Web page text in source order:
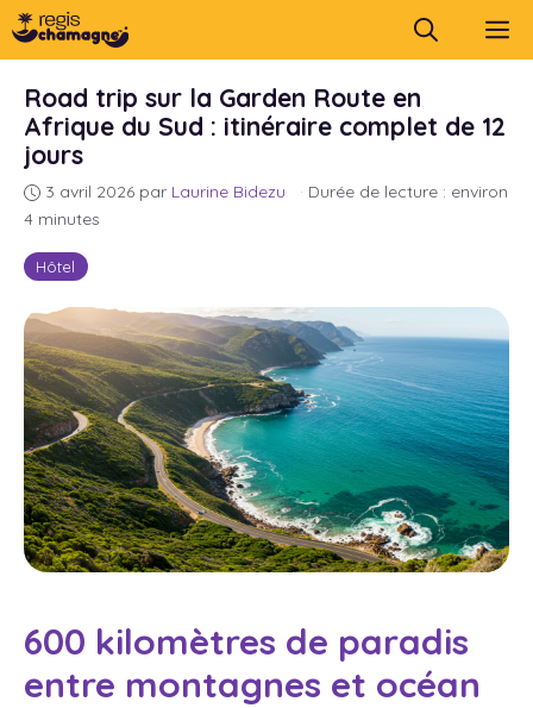
Aller
au
Hôtel
Road trip sur la Garden Route en
Afrique du Sud : itinéraire complet de 12
jours
3 avril 2026 par Laurine Bidezu · Durée de lecture : environ
4 minutes
600 kilomètres de paradis
entre montagnes et océan